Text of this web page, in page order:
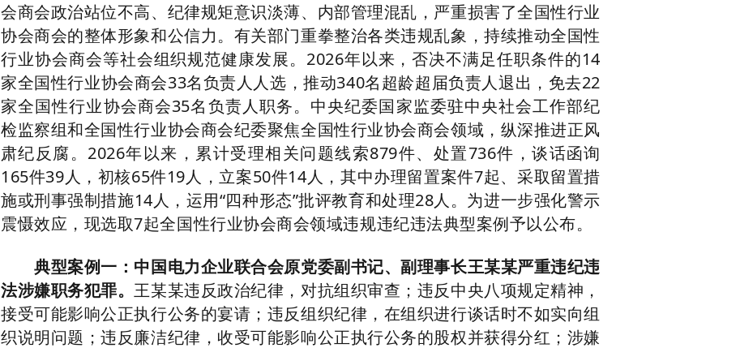
会商会政治站位不高、纪律规矩意识淡薄、内部管理混乱，严重损害了全国性行业
协会商会的整体形象和公信力。有关部门重拳整治各类违规乱象，持续推动全国性
行业协会商会等社会组织规范健康发展。2026年以来，否决不满足任职条件的14
家全国性行业协会商会33名负责人人选，推动340名超龄超届负责人退出，免去22
家全国性行业协会商会35名负责人职务。中央纪委国家监委驻中央社会工作部纪
检监察组和全国性行业协会商会纪委聚焦全国性行业协会商会领域，纵深推进正风
肃纪反腐。2026年以来，累计受理相关问题线索879件、处置736件，谈话函询
165件39人，初核65件19人，立案50件14人，其中办理留置案件7起、采取留置措
施或刑事强制措施14人，运用“四种形态”批评教育和处理28人。为进一步强化警示
震慑效应，现选取7起全国性行业协会商会领域违规违纪违法典型案例予以公布。
典型案例一：中国电力企业联合会原党委副书记、副理事长王某某严重违纪违
法涉嫌职务犯罪。王某某违反政治纪律，对抗组织审查；违反中央八项规定精神，
接受可能影响公正执行公务的宴请；违反组织纪律，在组织进行谈话时不如实向组
织说明问题；违反廉洁纪律，收受可能影响公正执行公务的股权并获得分红；涉嫌